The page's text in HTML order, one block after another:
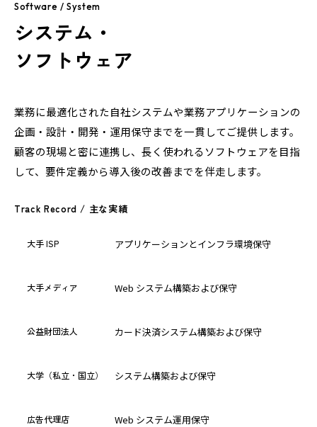
Software / System
システム・
ソフトウェア
業務に最適化された自社システムや業務アプリケーションの
企画・設計・開発・運用保守までを一貫してご提供します。
顧客の現場と密に連携し、長く使われるソフトウェアを目指
して、要件定義から導入後の改善までを伴走します。
Track Record / 主な実績
大手 ISP アプリケーションとインフラ環境保守
大手メディア Web システム構築および保守
公益財団法人 カード決済システム構築および保守
大学（私立・国立） システム構築および保守
広告代理店 Web システム運用保守